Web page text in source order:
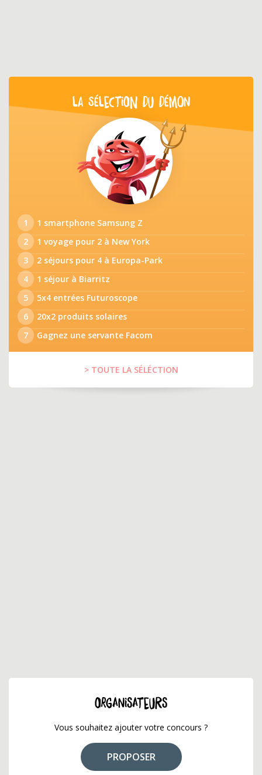
LA SÉLECTION DU DÉMON
1
1 smartphone Samsung Z
2
1 voyage pour 2 à New York
3
2 séjours pour 4 à Europa-Park
4
1 séjour à Biarritz
5
5x4 entrées Futuroscope
6
20x2 produits solaires
7
Gagnez une servante Facom
> TOUTE LA SÉLÉCTION
ORGANISATEURS
Vous souhaitez ajouter votre concours ?
PROPOSER